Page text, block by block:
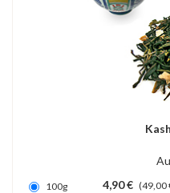
100g 4,90 € (49,00